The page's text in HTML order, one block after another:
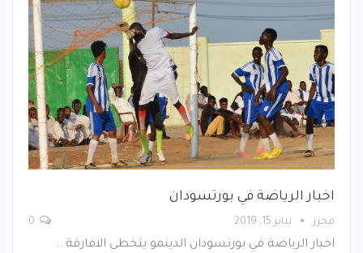
اخبار الرياضة في بورتسودان
محرر يناير 15, 2019
اخبار الرياضة في بورتسودان الدينمو يتخطى الافارقة ..